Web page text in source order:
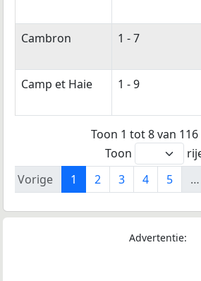
Cambron 1 - 7
Camp et Haie 1 - 9
Toon 1 tot 8 van
Toon
Vorige
1 2 3 4 5 …
Advertentie: